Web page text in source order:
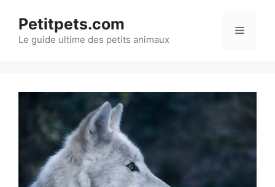
contenu
Petitpets.com
Le guide ultime des petits animaux
Menu